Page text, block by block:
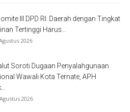
III DPD RI: Daerah dengan Tingkat
Tertinggi Harus...
2026
Soroti Dugaan Penyalahgunaan
Wawali Kota Ternate, APH
2026